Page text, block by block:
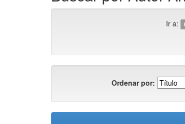
Ir a:
Ordenar por: